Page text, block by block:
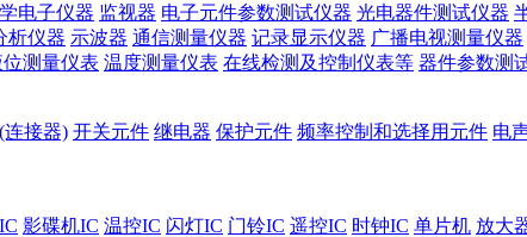
电子仪器 监视器 电子元件参数测试仪器 光电器件测试仪器
析仪器 示波器 通信测量仪器 记录显示仪器 广播电视测量仪器
位测量仪表 温度测量仪表 在线检测及控制仪表等 器件参数测
连接器) 开关元件 继电器 保护元件 频率控制和选择用元件 电
影碟机IC 温控IC 闪灯IC 门铃IC 遥控IC 时钟IC 单片机 放大